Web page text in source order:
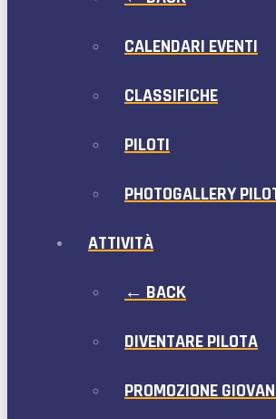
CALENDARI EVENTI
CLASSIFICHE
PILOTI
PHOTOGALLERY
ATTIVITÀ
← BACK
DIVENTARE PILOTA
PROMOZIONE